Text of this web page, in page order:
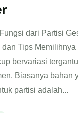
dari Partisi
dan Tips Memilihnya
bervariasi
Biasanya bahan
partisi adalah...